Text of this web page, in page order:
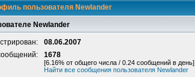
пользователя Newlander
Newlander
08.06.2007
1678
[6.16% от общего числа / 0.24 сообщений в день]
Найти все сообщения пользователя Newlander